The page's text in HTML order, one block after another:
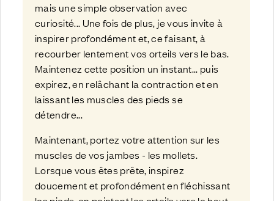
mais une simple observation avec
curiosité... Une fois de plus, je vous invite à
inspirer profondément et, ce faisant, à
recourber lentement vos orteils vers le bas.
Maintenez cette position un instant... puis
expirez, en relâchant la contraction et en
laissant les muscles des pieds se
détendre...
Maintenant, portez votre attention sur les
muscles de vos jambes - les mollets.
Lorsque vous êtes prête, inspirez
doucement et profondément en fléchissant